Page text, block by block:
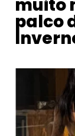
muito
palco